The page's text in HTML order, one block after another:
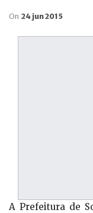
On 24 jun 2015
A Prefeitura de